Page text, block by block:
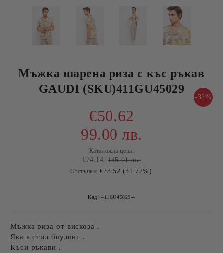
Мъжка шарена риза с къс ръкав
GAUDI (SKU)411GU45029
-32%
€50.62
99.00 лв.
Каталожна цена:
€74.14 145.01 лв.
Отстъпка: €23.52 (31.72%)
Код: 411GU45029-4
Мъжка риза от вискоза .
Яка в стил боулинг .
Къси ръкави .